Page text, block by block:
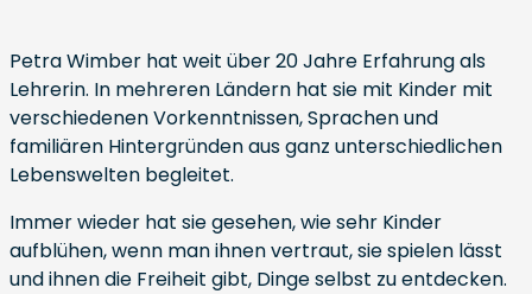
Petra Wimber hat weit über 20 Jahre Erfahrung als
Lehrerin. In mehreren Ländern hat sie mit Kinder mit
verschiedenen Vorkenntnissen, Sprachen und
familiären Hintergründen aus ganz unterschiedlichen
Lebenswelten begleitet.
Immer wieder hat sie gesehen, wie sehr Kinder
aufblühen, wenn man ihnen vertraut, sie spielen lässt
und ihnen die Freiheit gibt, Dinge selbst zu entdecken.